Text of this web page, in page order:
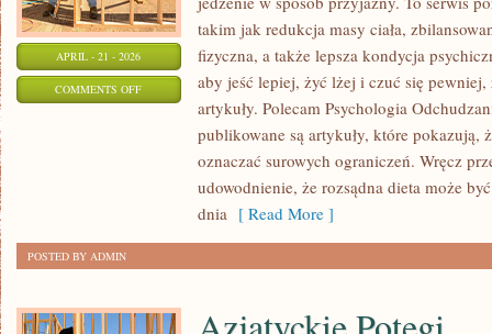
APRIL - 21 - 2026
COMMENTS OFFON
takim jak redukcja masy ciała,
fizyczna, a także lepsza kondycja
aby jeść lepiej, żyć lżej i czuć się
artykuły. Polecam Psychologia
publikowane są artykuły, które pokazują,
oznaczać surowych ograniczeń. Wręcz
udowodnienie, że rozsądna dieta może
dnia [ Read More ]
POSTED BY ADMIN